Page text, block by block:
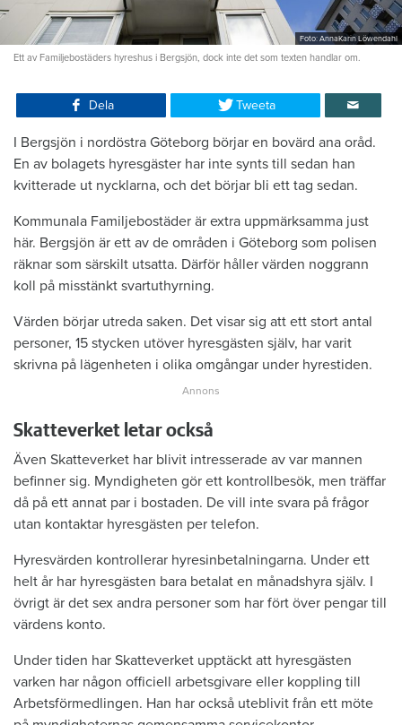
Foto: AnnaKarin Löwendahl
Ett av Familjebostäders hyreshus i Bergsjön, dock inte det som texten handlar om.
Dela Tweeta
I Bergsjön i nordöstra Göteborg börjar en bovärd ana oråd.
En av bolagets hyresgäster har inte synts till sedan han
kvitterade ut nycklarna, och det börjar bli ett tag sedan.
Kommunala Familjebostäder är extra uppmärksamma just
här. Bergsjön är ett av de områden i Göteborg som polisen
räknar som särskilt utsatta. Därför håller värden noggrann
koll på misstänkt svartuthyrning.
Värden börjar utreda saken. Det visar sig att ett stort antal
personer, 15 stycken utöver hyresgästen själv, har varit
skrivna på lägenheten i olika omgångar under hyrestiden.
Skatteverket letar också
Även Skatteverket har blivit intresserade av var mannen
befinner sig. Myndigheten gör ett kontrollbesök, men träffar
då på ett annat par i bostaden. De vill inte svara på frågor
utan kontaktar hyresgästen per telefon.
Hyresvärden kontrollerar hyresinbetalningarna. Under ett
helt år har hyresgästen bara betalat en månadshyra själv. I
övrigt är det sex andra personer som har fört över pengar till
värdens konto.
Under tiden har Skatteverket upptäckt att hyresgästen
varken har någon officiell arbetsgivare eller koppling till
Arbetsförmedlingen. Han har också uteblivit från ett möte